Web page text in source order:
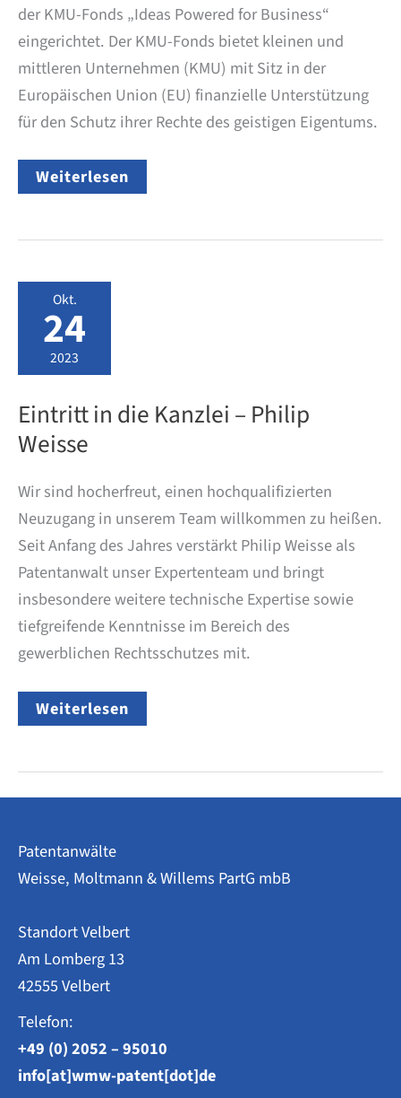
der KMU-Fonds „Ideas Powered for Business“
eingerichtet. Der KMU-Fonds bietet kleinen und
mittleren Unternehmen (KMU) mit Sitz in der
Europäischen Union (EU) finanzielle Unterstützung
für den Schutz ihrer Rechte des geistigen Eigentums.
EU-
Förderung
Anmeldung
Marken
und
Designs
Weiterlesen
Okt.
24
2023
Eintritt in die Kanzlei – Philip
Weisse
Wir sind hocherfreut, einen hochqualifizierten
Neuzugang in unserem Team willkommen zu heißen.
Seit Anfang des Jahres verstärkt Philip Weisse als
Patentanwalt unser Expertenteam und bringt
insbesondere weitere technische Expertise sowie
tiefgreifende Kenntnisse im Bereich des
gewerblichen Rechtsschutzes mit.
Eintritt
in
–
Weisse
Weiterlesen
Patentanwälte
Weisse, Moltmann & Willems PartG mbB
Standort Velbert
Am Lomberg 13
42555 Velbert
Telefon:
+49 (0) 2052 – 95010
info[at]wmw-patent[dot]de